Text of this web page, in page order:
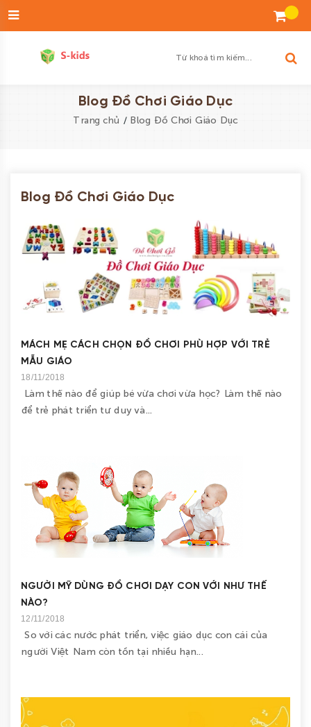
Danh
yêu
PHẨM
ĐỘ
TUỔI
BÉ
TRAI
CHƠI
COMBO
TIẾT
KIỆM
HỆ
Blog Đồ Chơi Giáo Dục
Trang chủ / Blog Đồ Chơi Giáo Dục
Blog Đồ Chơi Giáo Dục
MÁCH MẸ CÁCH CHỌN ĐỒ CHƠI PHÙ HỢP VỚI TRẺ
MẪU GIÁO
18/11/2018
Làm thế nào để giúp bé vừa chơi vừa học? Làm thế nào
để trẻ phát triển tư duy và...
NGƯỜI MỸ DÙNG ĐỒ CHƠI DẠY CON VỚI NHƯ THẾ
NÀO?
12/11/2018
So với các nước phát triển, việc giáo dục con cái của
người Việt Nam còn tồn tại nhiều hạn...